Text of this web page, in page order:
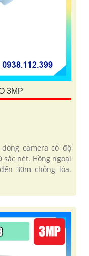
3MP
dòng camera có độ
sắc nét. Hồng ngoại
30m chống lóa.